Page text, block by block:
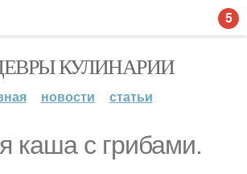
КУЛИНАРИИ
новости статьи
каша с грибами.
5